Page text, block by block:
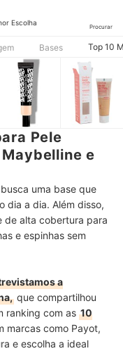
Escolha
Procurar
Bases Top 10
Pele
e
uma base que
dia a dia. Além disso,
de alta cobertura para
e espinhas sem
a
que compartilhou
ranking com as 10
marcas como Payot,
e escolha a ideal